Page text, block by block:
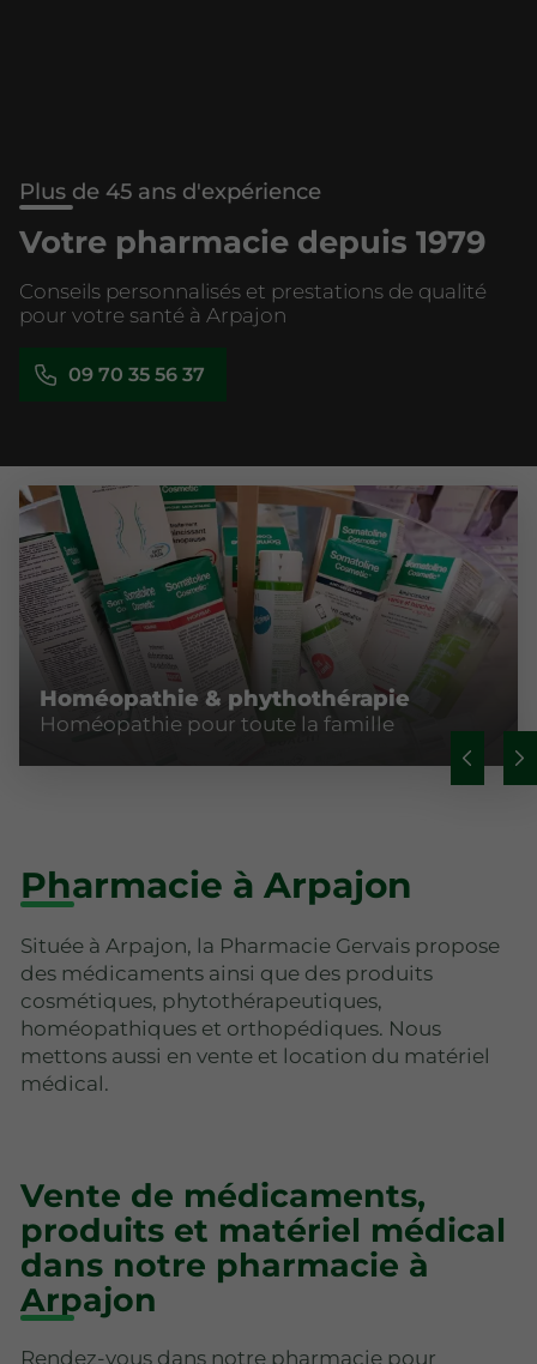
Plus de 45 ans d'expérience
Votre pharmacie depuis 1979
Conseils personnalisés et prestations de qualité
pour votre santé à Arpajon
09 70 35 56 37
Homéopathie & phythothérapie
Homéopathie pour toute la famille
Pharmacie à Arpajon
Située à Arpajon, la Pharmacie Gervais propose
des médicaments ainsi que des produits
cosmétiques, phytothérapeutiques,
homéopathiques et orthopédiques. Nous
mettons aussi en vente et location du matériel
médical.
Vente de médicaments,
produits et matériel médical
dans notre pharmacie à
Arpajon
Rendez-vous dans notre pharmacie pour